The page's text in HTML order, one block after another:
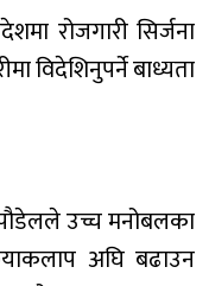
रोजगारी सिर्जना
विदेशिनुपर्ने बाध्यता
पौडेलले उच्च मनोबलका
अघि बढाउन